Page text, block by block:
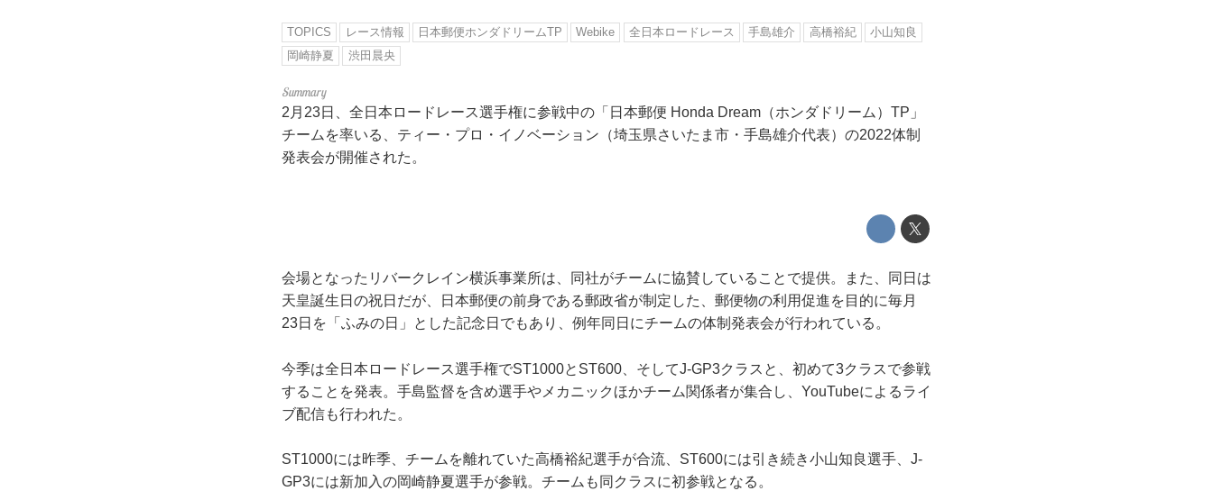
TOPICS レース情報 日本郵便ホンダドリームTP Webike 全日本ロードレース 手島雄介 高橋裕紀
小山知良
岡崎静夏
渋田晨央
2月23日、全日本ロードレース選手権に参戦中の「日本郵便 Honda Dream（ホンダドリーム）TP」
チームを率いる、ティー・プロ・イノベーション（埼玉県さいたま市・手島雄介代表）の2022体制
発表会が開催された。
会場となったリバークレイン横浜事業所は、同社がチームに協賛していることで提供。また、同日は
天皇誕生日の祝日だが、日本郵便の前身である郵政省が制定した、郵便物の利用促進を目的に毎月
23日を「ふみの日」とした記念日でもあり、例年同日にチームの体制発表会が行われている。
今季は全日本ロードレース選手権でST1000とST600、そしてJ-GP3クラスと、初めて3クラスで参戦
することを発表。手島監督を含め選手やメカニックほかチーム関係者が集合し、YouTubeによるライ
ブ配信も行われた。
ST1000には昨季、チームを離れていた高橋裕紀選手が合流、ST600には引き続き小山知良選手、J-
GP3には新加入の岡崎静夏選手が参戦。チームも同クラスに初参戦となる。